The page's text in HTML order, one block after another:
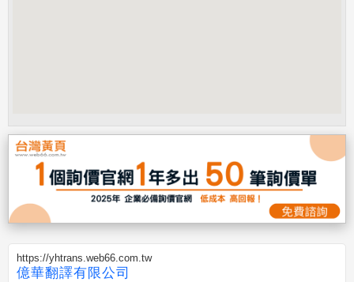
https://yhtrans.web66.com.tw
億華翻譯有限公司